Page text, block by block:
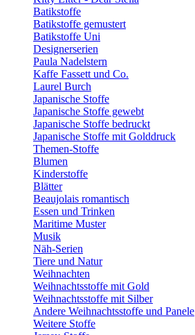
Batikstoffe
Batikstoffe gemustert
Batikstoffe Uni
Designerserien
Paula Nadelstern
Kaffe Fassett und Co.
Laurel Burch
Japanische Stoffe
Japanische Stoffe gewebt
Japanische Stoffe bedruckt
Japanische Stoffe mit Golddruck
Themen-Stoffe
Blumen
Kinderstoffe
Blätter
Beaujolais romantisch
Essen und Trinken
Maritime Muster
Musik
Näh-Serien
Tiere und Natur
Weihnachten
Weihnachtsstoffe mit Gold
Weihnachtsstoffe mit Silber
Andere Weihnachtsstoffe und Panele
Weitere Stoffe